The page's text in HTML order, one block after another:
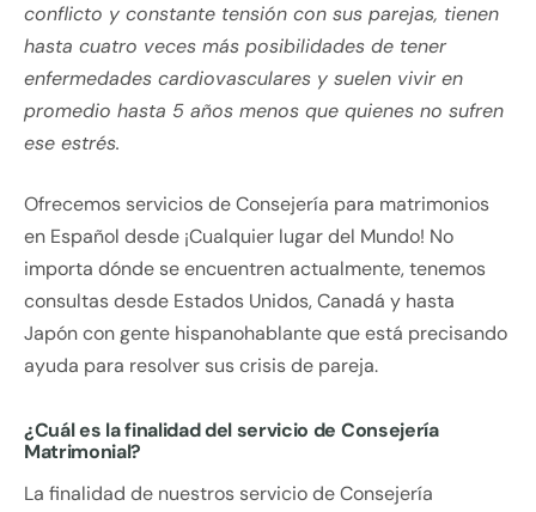
conflicto y constante tensión con sus parejas, tienen
hasta cuatro veces más posibilidades de tener
enfermedades cardiovasculares y suelen vivir en
promedio hasta 5 años menos que quienes no sufren
ese estrés.
Ofrecemos servicios de Consejería para matrimonios
en Español desde ¡Cualquier lugar del Mundo! No
importa dónde se encuentren actualmente, tenemos
consultas desde Estados Unidos, Canadá y hasta
Japón con gente hispanohablante que está precisando
ayuda para resolver sus crisis de pareja.
¿Cuál es la finalidad del servicio de Consejería
Matrimonial?
La finalidad de nuestros servicio de Consejería